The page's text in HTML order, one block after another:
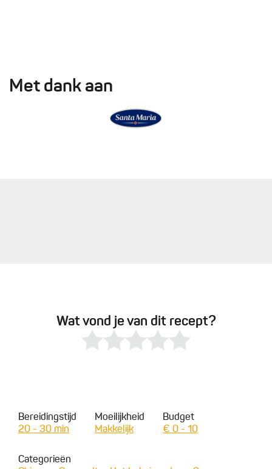
Met dank aan
Wat vond je van dit recept?
Bereidingstijd
20 - 30 min
Moeilijkheid
Makkelijk
Budget
€ 0 - 10
Categorieën